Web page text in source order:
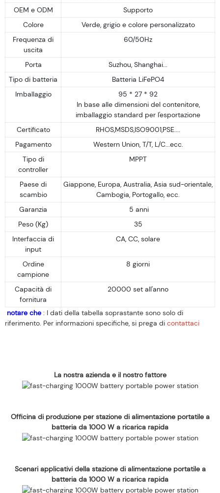
OEM e ODM
Supporto
Colore
Verde, grigio e colore personalizzato
Frequenza di
uscita
60/50Hz
Porta
Suzhou, Shanghai...
Tipo di batteria
Batteria LiFePO4
Imballaggio
95 * 27 * 92
In base alle dimensioni del contenitore,
imballaggio standard per l'esportazione
Certificato
RHOS,MSDS,ISO9001,PSE....
Pagamento
Western Union, T/T, L/C...ecc.
Tipo di
controller
MPPT
Paese di
scambio
Giappone, Europa, Australia, Asia sud-orientale,
Cambogia, Portogallo, ecc.
Garanzia
5 anni
Peso (Kg)
35
Interfaccia di
input
CA, CC, solare
Ordine
campione
8 giorni
Capacità di
fornitura
20000 set all'anno
notare che : I dati della tabella soprastante sono solo di
riferimento. Per informazioni specifiche, si prega di contattaci
La nostra azienda e il nostro fattore
Officina di produzione per stazione di alimentazione portatile a
batteria da 1000 W a ricarica rapida
Scenari applicativi della stazione di alimentazione portatile a
batteria da 1000 W a ricarica rapida